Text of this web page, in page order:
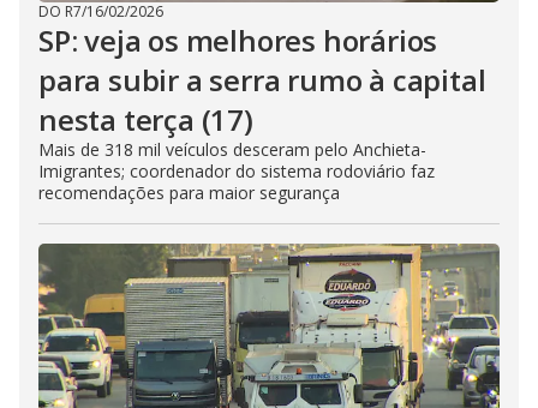
DO R7/16/02/2026
SP: veja os melhores horários
para subir a serra rumo à capital
nesta terça (17)
Mais de 318 mil veículos desceram pelo Anchieta-
Imigrantes; coordenador do sistema rodoviário faz
recomendações para maior segurança